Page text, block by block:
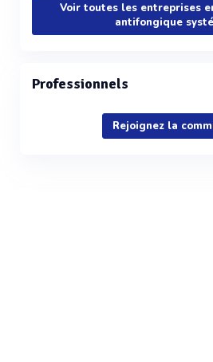
Voir toutes les entreprises
antifongique
Professionnels
Rejoignez la